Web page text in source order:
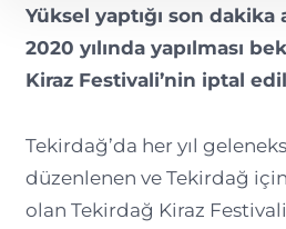
Yüksel yaptığı son dakika
2020 yılında yapılması
Kiraz Festivali’nin iptal
Tekirdağ’da her yıl
düzenlenen ve Tekirdağ
olan Tekirdağ Kiraz